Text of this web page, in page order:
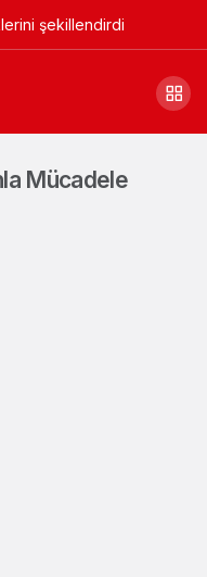
şekillendirdi
Mücadele